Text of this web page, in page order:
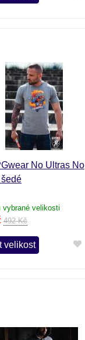
No Ultras No
šedé
vybrané velikosti
492 Kč
velikost